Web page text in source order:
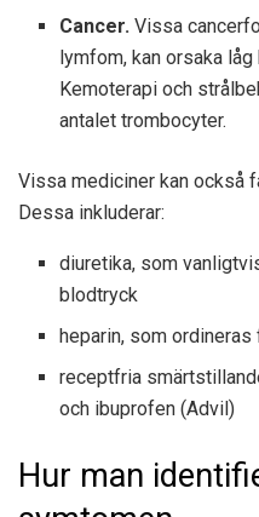
Cancer. Vissa
lymfom, kan orsaka
Kemoterapi och
antalet trombocyter.
Vissa mediciner kan också
Dessa inkluderar:
diuretika, som
blodtryck
heparin, som
receptfria
och ibuprofen (Advil)
Hur man